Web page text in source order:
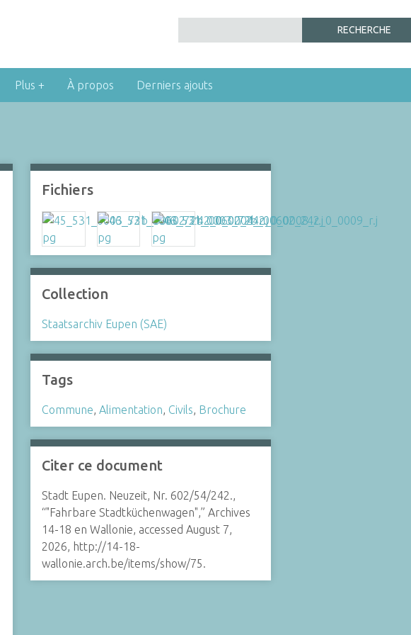
Plus + À propos Derniers ajouts
Fichiers
Collection
Staatsarchiv Eupen (SAE)
Tags
Commune, Alimentation, Civils, Brochure
Citer ce document
Stadt Eupen. Neuzeit, Nr. 602/54/242.,
“"Fahrbare Stadtküchenwagen",” Archives
14-18 en Wallonie, accessed August 7,
2026, http://14-18-
wallonie.arch.be/items/show/75.